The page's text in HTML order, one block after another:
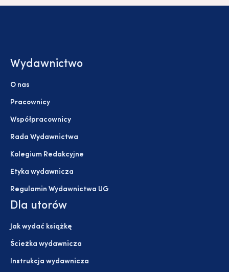
Wydawnictwo
O nas
Pracownicy
Współpracownicy
Rada Wydawnictwa
Kolegium Redakcyjne
Etyka wydawnicza
Regulamin Wydawnictwa UG
Dla utorów
Jak wydać książkę
Ścieżka wydawnicza
Instrukcja wydawnicza